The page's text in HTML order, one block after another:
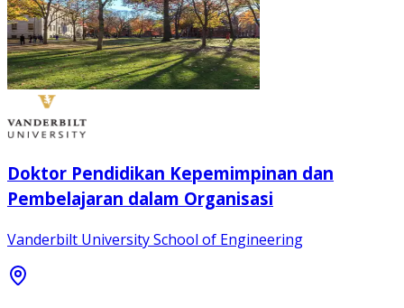
Doktor Pendidikan Kepemimpinan dan
Pembelajaran dalam Organisasi
Vanderbilt University School of Engineering